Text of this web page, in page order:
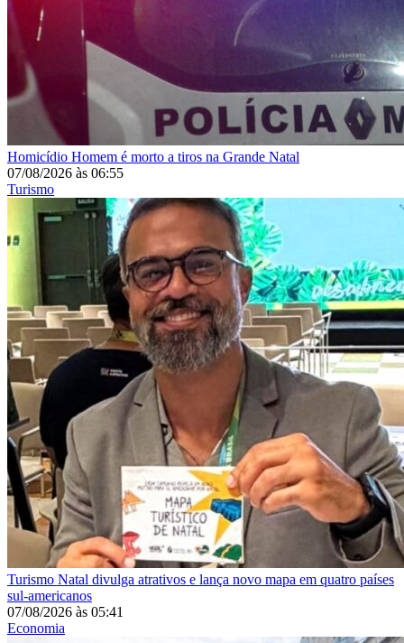
Homicídio Homem é morto a tiros na Grande Natal
07/08/2026 às 06:55
Turismo
Turismo Natal divulga atrativos e lança novo mapa em quatro países
sul-americanos
07/08/2026 às 05:41
Economia